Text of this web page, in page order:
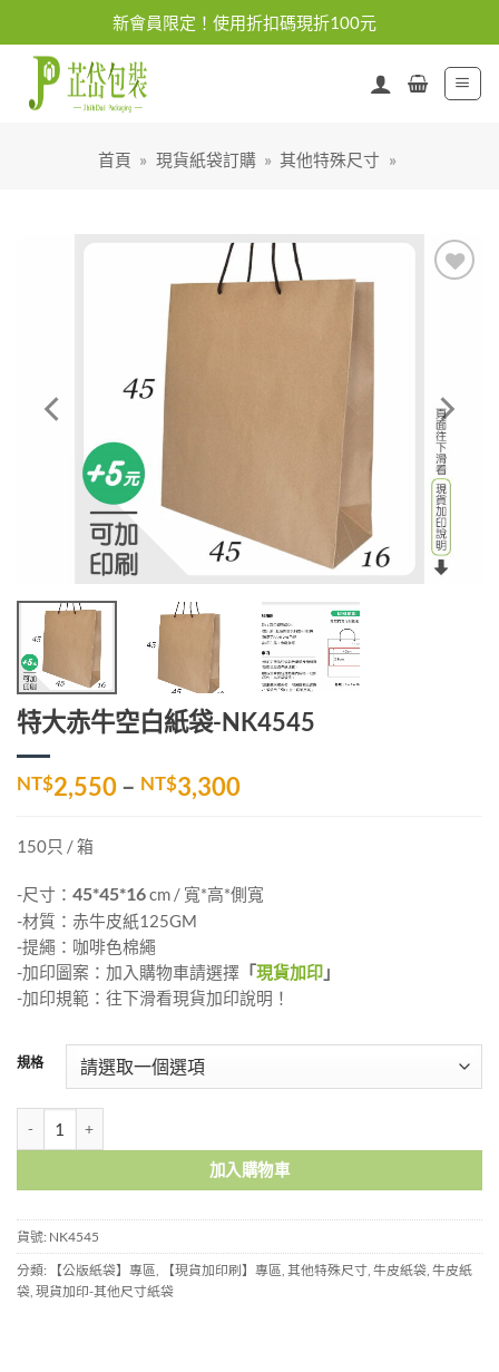
content
新會員限定！使用折扣碼現折100元
首頁 » 現貨紙袋訂購 » 其他特殊尺寸 »
特大赤牛空白紙袋-NK4545
NT$2,550– NT$3,300價
NT$2,550
到
150只 / 箱
-尺寸： 45*45*16cm / 寬*高*側寬
-材質：赤牛皮紙125GM
-提繩：咖啡色棉繩
-加印圖案：加入購物車請選擇 「現貨加印 」
-加印規範：往下滑看現貨加印說明！
規格
加入購物車
貨號: NK4545
分類:
【公版紙袋】專區, 【現貨加印刷】專區, 其他特殊尺寸, 牛皮紙袋, 牛皮紙
袋, 現貨加印-其他尺寸紙袋